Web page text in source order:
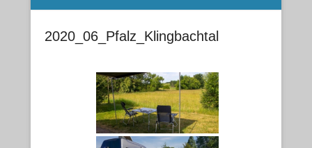
2020_06_Pfalz_Klingbachtal